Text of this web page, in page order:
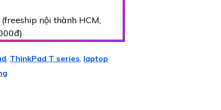
nội thành HCM,
ThinkPad T series laptop